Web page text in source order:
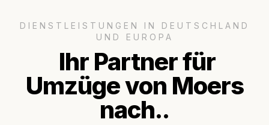
DIENSTLEISTUNGEN IN DEUTSCHLAND
UND EUROPA
Ihr Partner für
Umzüge von Moers
nach..